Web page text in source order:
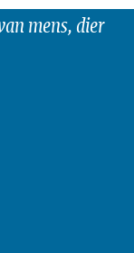
mens, dier